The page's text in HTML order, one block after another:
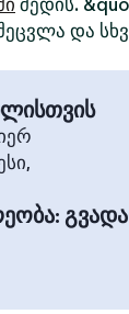
შედის.
და
: